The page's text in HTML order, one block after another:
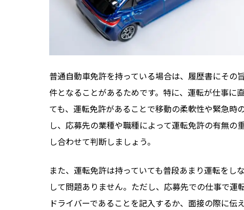
普通自動車免許を持っている場合は、履歴書にその
件となることがあるためです。特に、運転が仕事に
ても、運転免許があることで移動の柔軟性や緊急時
し、応募先の業種や職種によって運転免許の有無の
し合わせて判断しましょう。
また、運転免許は持っていても普段あまり運転を
して問題ありません。ただし、応募先での仕事で
ドライバーであることを記入するか、面接の際に伝